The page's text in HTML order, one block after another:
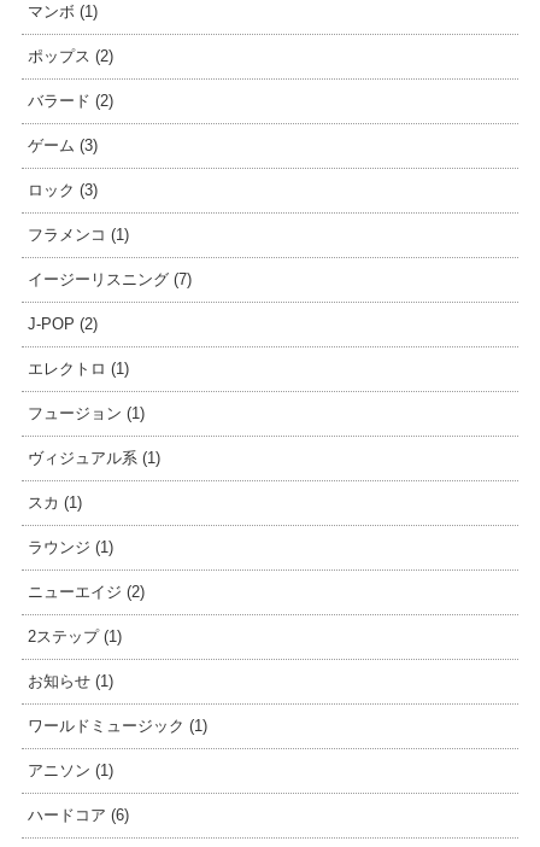
マンボ (1)
ポップス (2)
バラード (2)
ゲーム (3)
ロック (3)
フラメンコ (1)
イージーリスニング (7)
J-POP (2)
エレクトロ (1)
フュージョン (1)
ヴィジュアル系 (1)
スカ (1)
ラウンジ (1)
ニューエイジ (2)
2ステップ (1)
お知らせ (1)
ワールドミュージック (1)
アニソン (1)
ハードコア (6)